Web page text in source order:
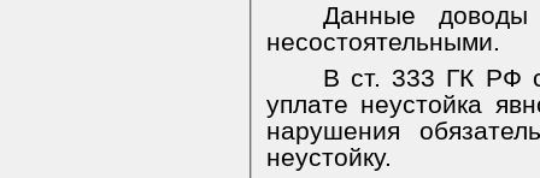
Данные доводы
несостоятельными.
В ст. 333 ГК РФ
уплате неустойка
нарушения
неустойку.